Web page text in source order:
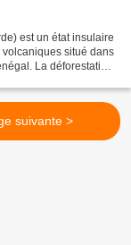
est un état insulaire
situé dans
La déforestation,
suivante >